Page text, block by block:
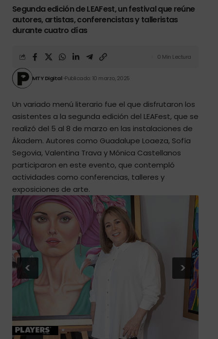
Segunda edición de LEAFest, un festival que reúne
autores, artistas, conferencistas y talleristas
durante cuatro días
MTY Digital Publicado: 10 marzo, 2025
0 Min Lectura
Un variado menú literario fue el que disfrutaron los
asistentes a la segunda edición del LEAFest, que se
realizó del 5 al 8 de marzo en las instalaciones de
Ákadem. Autores como Guadalupe Loaeza, Sofía
Segovia, Valentina Trava y Mónica Castellanos
participaron en este evento, que contempló
actividades como conferencias, talleres y
exposiciones de arte.
< >